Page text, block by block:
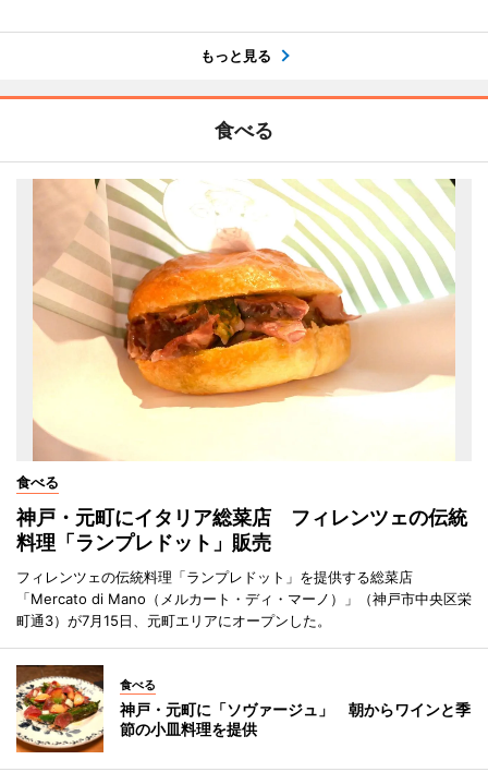
もっと見る
食べる
食べる
神戸・元町にイタリア総菜店 フィレンツェの伝統
料理「ランプレドット」販売
フィレンツェの伝統料理「ランプレドット」を提供する総菜店
「Mercato di Mano（メルカート・ディ・マーノ）」（神戸市中央区栄
町通3）が7月15日、元町エリアにオープンした。
食べる
神戸・元町に「ソヴァージュ」 朝からワインと季
節の小皿料理を提供